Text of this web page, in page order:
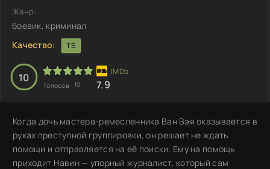
Жанр:
боевик, криминал
Качество:
TS
10
Голосов: 10 7.9
Когда дочь мастера-ремесленника Ван Вэя оказывается в
руках преступной группировки, он решает не ждать
помощи и отправляется на её поиски. Ему на помощь
приходит Навин — упорный журналист, который сам